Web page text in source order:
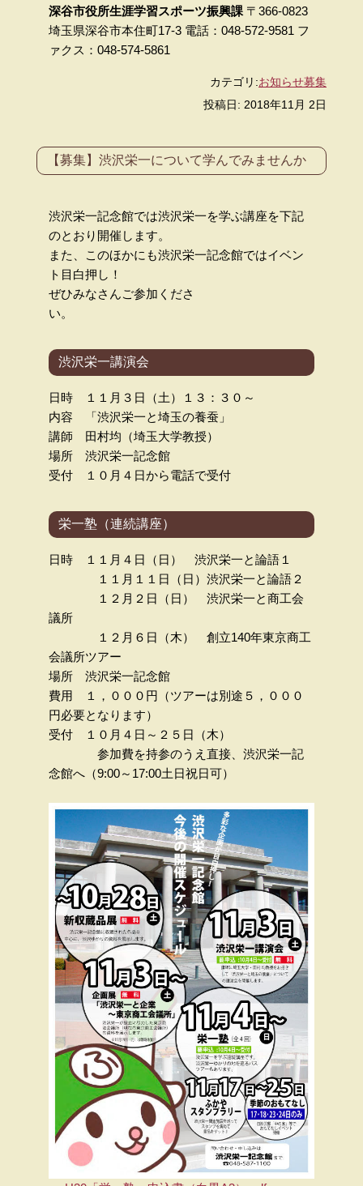
深谷市役所生涯学習スポーツ振興課 〒366-0823
埼玉県深谷市本住町17-3 電話：048-572-9581 フ
ァクス：048-574-5861
カテゴリ:お知らせ募集
投稿日: 2018年11月 2日
【募集】渋沢栄一について学んで​みませんか
渋沢栄一記念館では渋沢栄一を学ぶ講座を下記
のとおり開催します。
また、このほかにも渋沢栄一記念館ではイベン
ト目白押し！
ぜひみなさんご参加くださ
い。
渋沢栄一講演会
日時 １１月３日（土）１３：３０～
内容 「渋沢栄一と埼玉の養蚕」
講師 田村均（埼玉大学教授）
場所 渋沢栄一記念館
受付 １０月４日から電話で受付
栄一塾（連続講座）
日時 １１月４日（日） 渋沢栄一と論語１
１１月１１日（日）渋沢栄一と論語２
１２月２日（日） 渋沢栄一と商工会
議所
１２月６日（木） 創立140年東京商工
会議所ツアー
場所 渋沢栄一記念館
費用 １，０００円（ツアーは別途５，０００
円必要となります）
受付 １０月４日～２５日（木）
参加費を持参のうえ直接、渋沢栄一記
念館へ（9:00～17:00土日祝日可）